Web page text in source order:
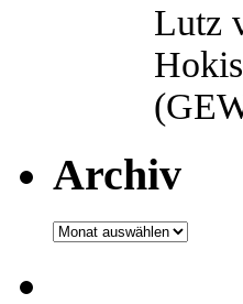
Lutz
Archiv
Archiv